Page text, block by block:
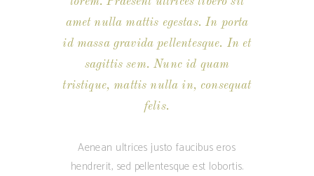
amet nulla mattis egestas. In porta
id massa gravida pellentesque. In et
sagittis sem. Nunc id quam
tristique, mattis nulla in, consequat
felis.
Aenean ultrices justo faucibus eros
hendrerit, sed pellentesque est lobortis.